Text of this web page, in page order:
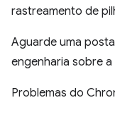
rastreamento de
Aguarde uma
engenharia sobre
Problemas do